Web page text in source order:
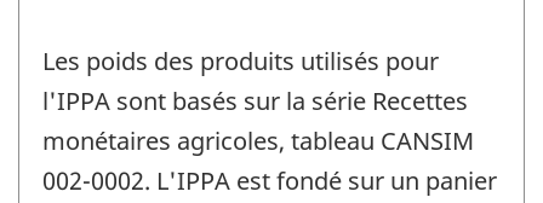
Les poids des produits utilisés pour
l'IPPA sont basés sur la série Recettes
monétaires agricoles, tableau CANSIM
002-0002. L'IPPA est fondé sur un panier